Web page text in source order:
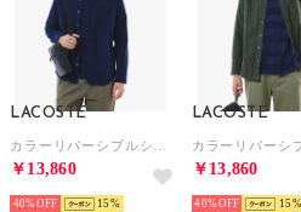
LACOSTE
￥13,860
40% 15
LACOSTE
￥13,860
40% 15